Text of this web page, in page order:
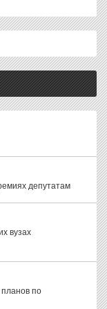
депутатам
вузах
планов по